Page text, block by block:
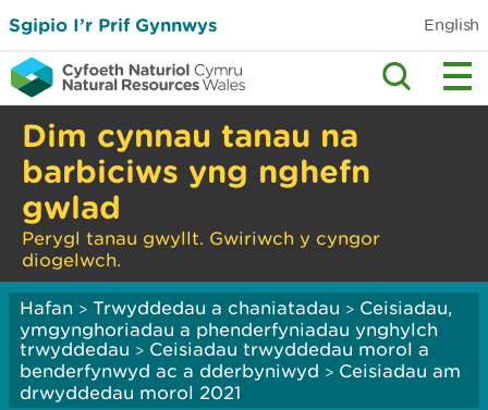
Sgipio I’r Prif Gynnwys English
Dim cynnau tanau na
barbiciws yng nghefn
gwlad
Perygl tanau gwyllt. Gwiriwch y cyngor
diogelwch.
Hafan > Trwyddedau a chaniatadau > Ceisiadau,
ymgynghoriadau a phenderfyniadau ynghylch
trwyddedau > Ceisiadau trwyddedau morol a
benderfynwyd ac a dderbyniwyd > Ceisiadau am
drwyddedau morol 2021